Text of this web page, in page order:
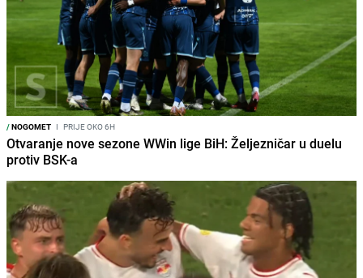
/NOGOMET I PRIJE OKO 6H
Otvaranje nove sezone WWin lige BiH: Željezničar u duelu
protiv BSK-a